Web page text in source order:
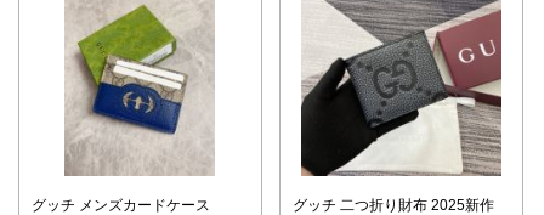
グッチ メンズカードケース
グッチ 二つ折り財布 2025新作